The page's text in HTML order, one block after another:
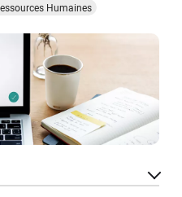
Humaines